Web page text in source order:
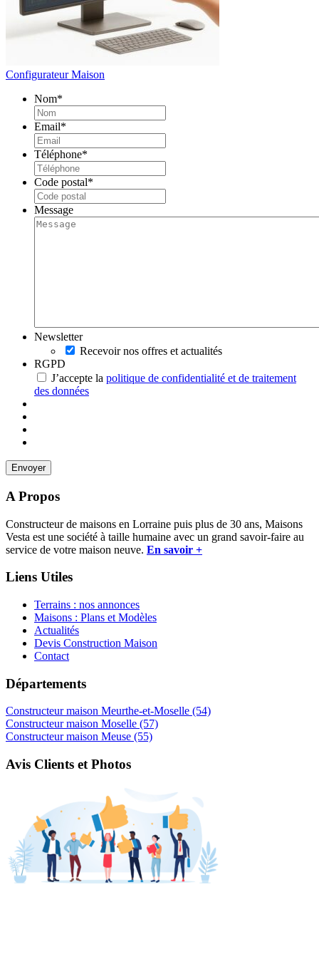
Configurateur Maison
Nom*
Email*
Téléphone*
Code postal*
Message
Newsletter
Recevoir nos offres et actualités
RGPD
J’accepte la politique de confidentialité et de traitement
des données
A Propos
Constructeur de maisons en Lorraine puis plus de 30 ans, Maisons
Vesta est une société à taille humaine avec un grand savoir-faire au
service de votre maison neuve. En savoir +
Liens Utiles
Terrains : nos annonces
Maisons : Plans et Modèles
Actualités
Devis Construction Maison
Contact
Départements
Constructeur maison Meurthe-et-Moselle (54)
Constructeur maison Moselle (57)
Constructeur maison Meuse (55)
Avis Clients et Photos